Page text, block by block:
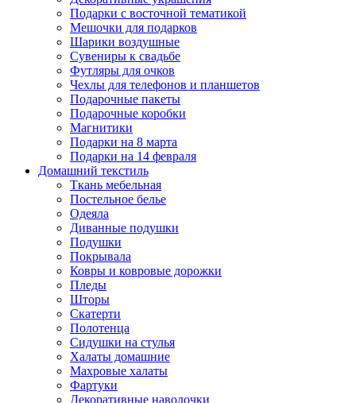
Подарки с восточной тематикой
Мешочки для подарков
Шарики воздушные
Сувениры к свадьбе
Футляры для очков
Чехлы для телефонов и планшетов
Подарочные пакеты
Подарочные коробки
Магнитики
Подарки на 8 марта
Подарки на 14 февраля
Домашний текстиль
Ткань мебельная
Постельное белье
Одеяла
Диванные подушки
Подушки
Покрывала
Ковры и ковровые дорожки
Пледы
Шторы
Скатерти
Полотенца
Сидушки на стулья
Халаты домашние
Махровые халаты
Фартуки
Декоративные наволочки